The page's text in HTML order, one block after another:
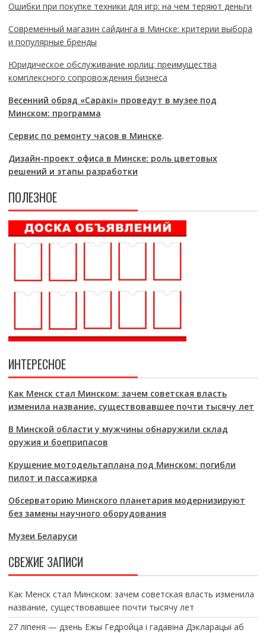
Ошибки при покупке техники для игр: на чем теряют деньги
Современный магазин сайдинга в Минске: критерии выбора
и популярные бренды
Юридическое обслуживание юрлиц: преимущества
комплексного сопровождения бизнеса
Весенний обряд «Саракі» проведут в музее под
Минском: программа
Сервис по ремонту часов в Минске.
Дизайн-проект офиса в Минске: роль цветовых
решений и этапы разработки
ПОЛЕЗНОЕ
ИНТЕРЕСНОЕ
Как Менск стал Минском: зачем советская власть
изменила название, существовавшее почти тысячу лет
В Минской области у мужчины обнаружили склад
оружия и боеприпасов
Крушение мотодельтаплана под Минском: погибли
пилот и пассажирка
Обсерваторию Минского планетария модернизируют
без замены научного оборудования
Музеи Беларуси
СВЕЖИЕ ЗАПИСИ
Как Менск стал Минском: зачем советская власть изменила
название, существовавшее почти тысячу лет
27 ліпеня — дзень Ежы Гедройца і гадавіна Дэкларацыі аб